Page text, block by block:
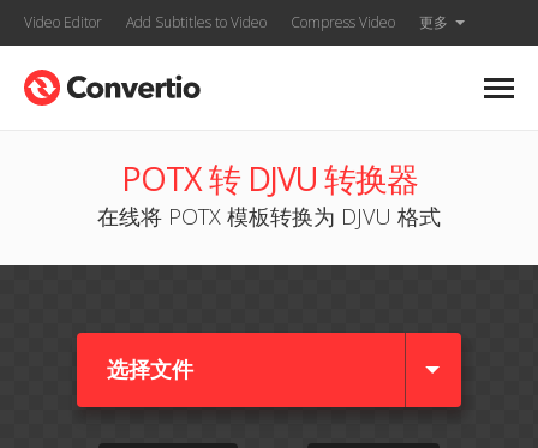
Video Editor Add Subtitles to Video Compress Video 更多
POTX 转 DJVU 转换器
在线将 POTX 模板转换为 DJVU 格式
选择文件